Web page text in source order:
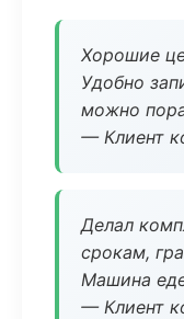
Хорошие
Удобно
можно
— Клиент
Делал
срокам,
Машина
— Клиент